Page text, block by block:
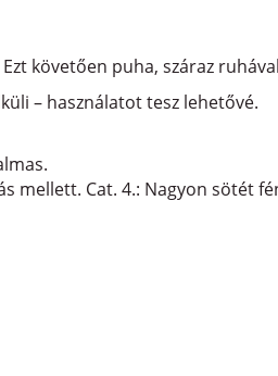
követően puha, száraz
– használatot tesz lehetővé.
mellett. Cat. 4.: Nagyon sötét